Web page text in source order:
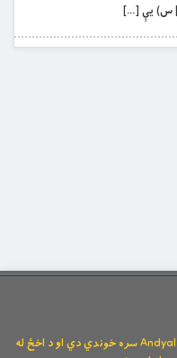
د وېبپاڼې ټولې توکیزې او مانیزې رښتې له Andyal.com سره خوندي دي او د اخځ له